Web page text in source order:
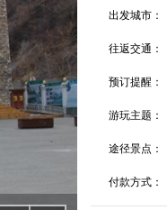
出发城市：
往返交通：
预订提醒：
游玩主题：
途径景点：
付款方式：